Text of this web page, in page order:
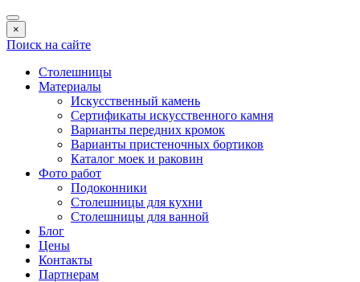
×
Поиск на сайте
Столешницы
Материалы
Искусственный камень
Сертификаты искусственного камня
Варианты передних кромок
Варианты пристеночных бортиков
Каталог моек и раковин
Фото работ
Подоконники
Столешницы для кухни
Столешницы для ванной
Блог
Цены
Контакты
Партнерам